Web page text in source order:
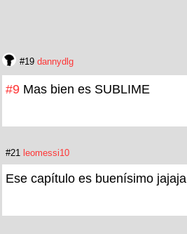
#19 dannydlg
#9 Mas bien es SUBLIME
#21 leomessi10
Ese capítulo es buenísimo jajaja